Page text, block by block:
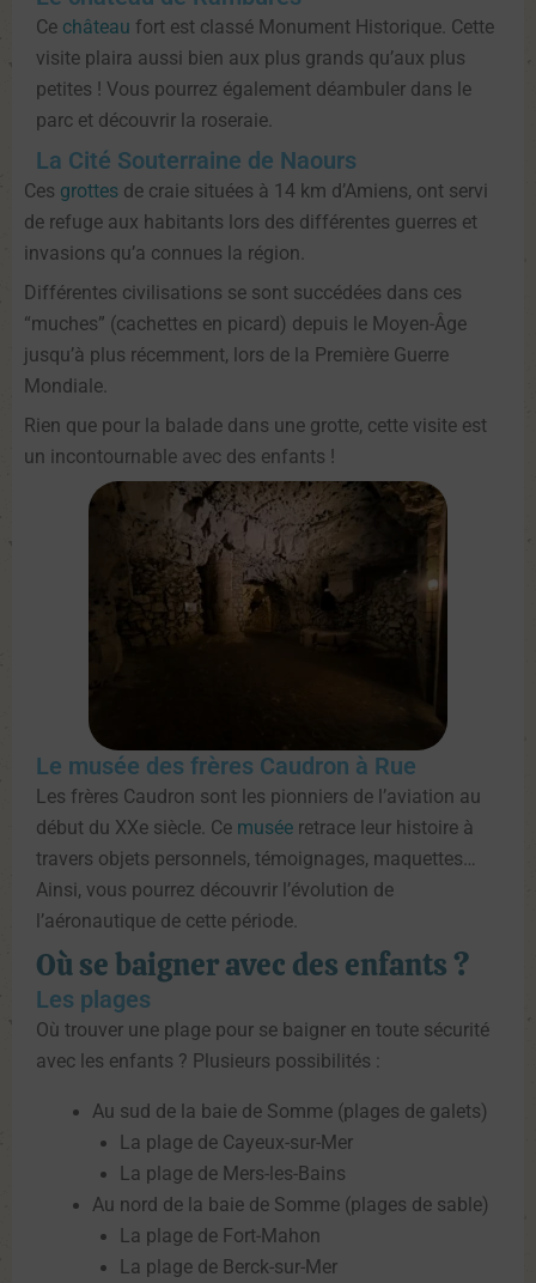
Ce château fort est classé Monument Historique. Cette
visite plaira aussi bien aux plus grands qu’aux plus
petites ! Vous pourrez également déambuler dans le
parc et découvrir la roseraie.
La Cité Souterraine de Naours
Ces grottes de craie situées à 14 km d’Amiens, ont servi
de refuge aux habitants lors des différentes guerres et
invasions qu’a connues la région.
Différentes civilisations se sont succédées dans ces
“muches” (cachettes en picard) depuis le Moyen-Âge
jusqu’à plus récemment, lors de la Première Guerre
Mondiale.
Rien que pour la balade dans une grotte, cette visite est
un incontournable avec des enfants !
Le musée des frères Caudron à Rue
Les frères Caudron sont les pionniers de l’aviation au
début du XXe siècle. Ce musée retrace leur histoire à
travers objets personnels, témoignages, maquettes…
Ainsi, vous pourrez découvrir l’évolution de
l’aéronautique de cette période.
Où se baigner avec des enfants ?
Les plages
Où trouver une plage pour se baigner en toute sécurité
avec les enfants ? Plusieurs possibilités :
Au sud de la baie de Somme (plages de galets)
La plage de Cayeux-sur-Mer
La plage de Mers-les-Bains
Au nord de la baie de Somme (plages de sable)
La plage de Fort-Mahon
La plage de Berck-sur-Mer